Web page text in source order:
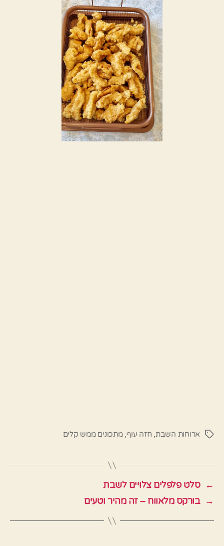
תגיותארוחות השבת, חזה עוף,מתכונים ממש קלים
← סלט פלפלים צלויים לשבת
→ בורקס מלאווח – זה מהיר וטעים